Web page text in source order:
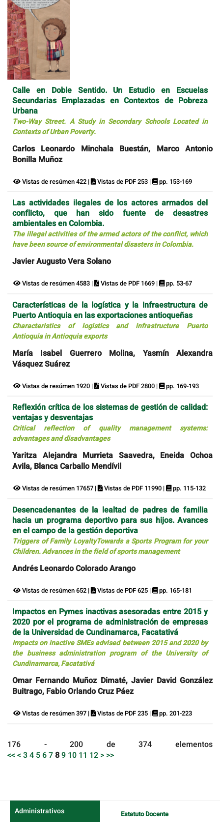
Calle en Doble Sentido. Un Estudio en Escuelas
Secundarias Emplazadas en Contextos de Pobreza
Urbana
Two-Way Street. A Study in Secondary Schools Located in
Contexts of Urban Poverty.
Carlos Leonardo Minchala Buestán, Marco Antonio
Bonilla Muñoz
Vistas de resúmen 422 | Vistas de PDF 253 | pp. 153-169
Las actividades ilegales de los actores armados del
conflicto, que han sido fuente de desastres
ambientales en Colombia.
The illegal activities of the armed actors of the conflict, which
have been source of environmental disasters in Colombia.
Javier Augusto Vera Solano
Vistas de resúmen 4583 | Vistas de PDF 1669 | pp. 53-67
Características de la logística y la infraestructura de
Puerto Antioquia en las exportaciones antioqueñas
Characteristics of logistics and infrastructure Puerto
Antioquia in Antioquia exports
María Isabel Guerrero Molina, Yasmín Alexandra
Vásquez Suárez
Vistas de resúmen 1920 | Vistas de PDF 2800 | pp. 169-193
Reflexión crítica de los sistemas de gestión de calidad:
ventajas y desventajas
Critical reflection of quality management systems:
advantages and disadvantages
Yaritza Alejandra Murrieta Saavedra, Eneida Ochoa
Avila, Blanca Carballo Mendívil
Vistas de resúmen 17657 | Vistas de PDF 11990 | pp. 115-132
Desencadenantes de la lealtad de padres de familia
hacia un programa deportivo para sus hijos. Avances
en el campo de la gestión deportiva
Triggers of Family LoyaltyTowards a Sports Program for your
Children. Advances in the field of sports management
Andrés Leonardo Colorado Arango
Vistas de resúmen 652 | Vistas de PDF 625 | pp. 165-181
Impactos en Pymes inactivas asesoradas entre 2015 y
2020 por el programa de administración de empresas
de la Universidad de Cundinamarca, Facatativá
Impacts on inactive SMEs advised between 2015 and 2020 by
the business administration program of the University of
Cundinamarca, Facatativá
Omar Fernando Muñoz Dimaté, Javier David González
Buitrago, Fabio Orlando Cruz Páez
Vistas de resúmen 397 | Vistas de PDF 235 | pp. 201-223
176 - 200 de 374 elementos
<< < 34 56789 10 11 12 > >>
Administrativos Estatuto Docente